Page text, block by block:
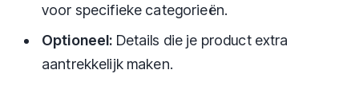
voor specifieke categorieën.
Optioneel: Details die je product extra
aantrekkelijk maken.